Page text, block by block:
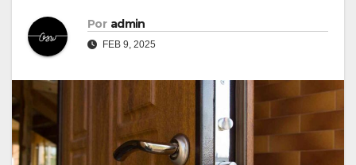
Por admin
FEB 9, 2025